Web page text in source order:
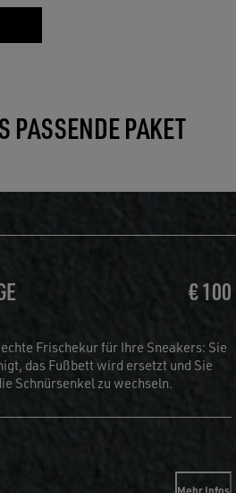
PASSENDE PAKET
€ 100
Frischekur für Ihre Sneakers: Sie
das Fußbett wird ersetzt und Sie
Schnürsenkel zu wechseln.